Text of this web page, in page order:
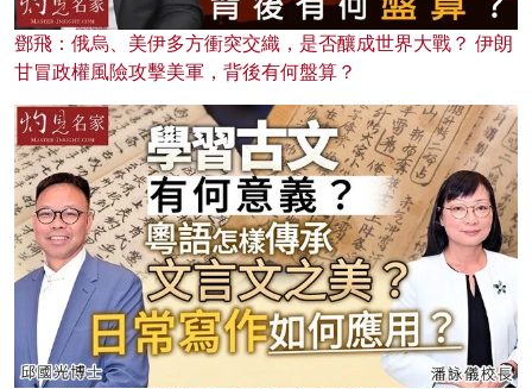
鄧飛：俄烏、美伊多方衝突交織，是否釀成世界大戰？ 伊朗
甘冒政權風險攻擊美軍，背後有何盤算？